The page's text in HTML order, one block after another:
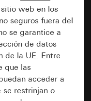
sitio web en los
no seguros fuera del
se garantice a
de datos
de la UE. Entre
que las
acceder a
se restrinjan o